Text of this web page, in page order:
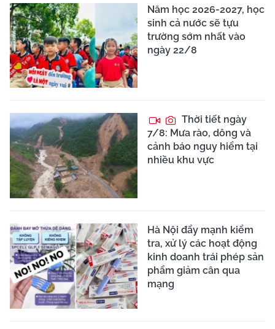
Năm học 2026-2027, học
sinh cả nước sẽ tựu
trường sớm nhất vào
ngày 22/8
Thời tiết ngày
7/8: Mưa rào, dông và
cảnh báo nguy hiểm tại
nhiều khu vực
Hà Nội đẩy mạnh kiểm
tra, xử lý các hoạt động
kinh doanh trái phép sản
phẩm giảm cân qua
mạng